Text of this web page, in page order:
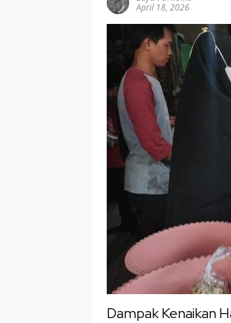
April 18, 2026
Dampak Kenaikan